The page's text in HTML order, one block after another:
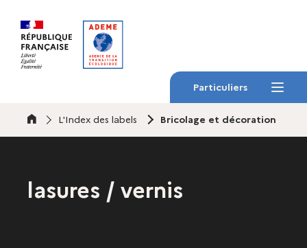
Particuliers
Menu
AccueilL'Index des labels Bricolage et décoration
lasures / vernis